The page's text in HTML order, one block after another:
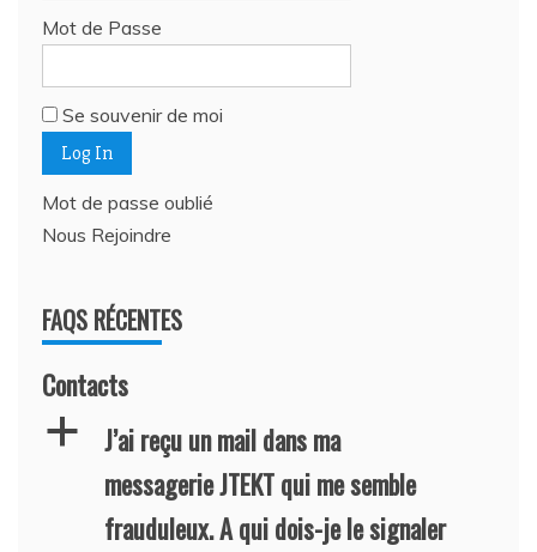
Mot de Passe
Se souvenir de moi
Mot de passe oublié
Nous Rejoindre
FAQS RÉCENTES
Contacts
a
J’ai reçu un mail dans ma
messagerie JTEKT qui me semble
frauduleux. A qui dois-je le signaler